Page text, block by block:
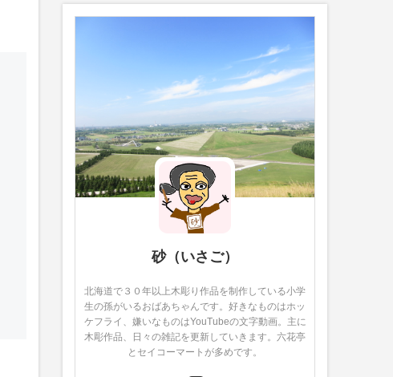
砂（いさご）
北海道で３０年以上木彫り作品を制作している小学
生の孫がいるおばあちゃんです。好きなものはホッ
ケフライ、嫌いなものはYouTubeの文字動画。主に
木彫作品、日々の雑記を更新していきます。六花亭
とセイコーマートが多めです。